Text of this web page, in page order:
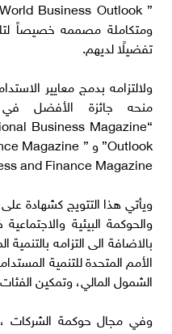
ومتكاملة مصممه خصيصاً
تفضيلًا لديهم.
ولالتزامه بدمج معايير
منحه جائزة الأفضل
and Finance Magazine”.
ويأتي هذا التتويج كشهادة
والحوكمة البيئية
بالاضافة الى التزامه
الشمول المالي، وتمكين
وفي مجال حوكمة الشركات